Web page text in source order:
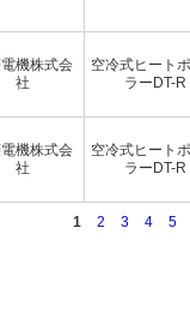
機株式会
社
空冷式ヒート
ラーDT-
機株式会
社
空冷式ヒート
ラーDT-
1 2 3 4 5